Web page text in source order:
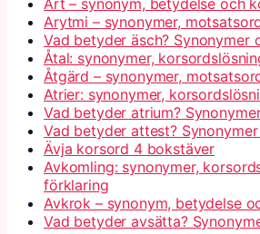
Arytmi – synonymer,
Vad betyder äsch? Synonymer
Åtal: synonymer,
Åtgärd – synonymer,
Atrier: synonymer,
Vad betyder atrium?
Vad betyder attest?
Ävja korsord 4 bokstäver
Avkomling: synonymer,
förklaring
Avkrok – synonym, betydelse
Vad betyder avsätta?